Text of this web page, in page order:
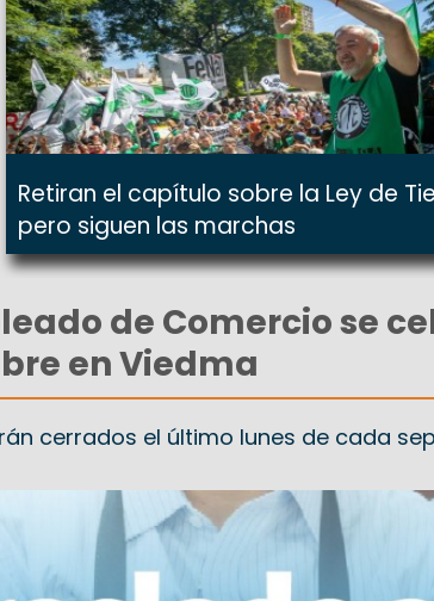
Retiran el capítulo sobre la Ley de
pero siguen las marchas
de Comercio se
en Viedma
cerrados el último lunes de cada